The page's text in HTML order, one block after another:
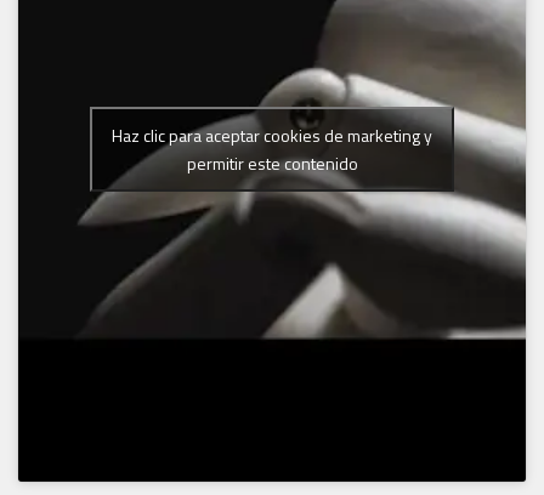
Haz clic para aceptar cookies de marketing y
permitir este contenido